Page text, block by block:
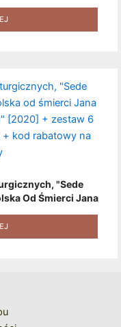
[zestaw 3
+ Gratis]
"Sede
Od Śmierci Jana
[2020] + Zestaw 6
Kod Rabatowy Na